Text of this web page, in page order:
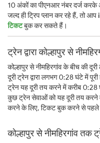
10 अंकों का पीएनआर नंबर दर्ज करके
जल्द ही ट्रिप प्लान कर रहे हैं, तो आप
टिकटबुक कर सकते हैं।
ट्रेन द्वारा कोल्हापुर से
कोल्हापुर से नीमहिरगांव के बीच की
दूरी ट्रेन द्वारा लगभग 0:28 घंटे में
ट्रेन यह दूरी तय करने में करीब
कुछ ट्रेन सेवाओं को यह दूरी तय
करने के लिए, टिकट बुक करने से
कोल्हापुर से नीमहिरगांव तक